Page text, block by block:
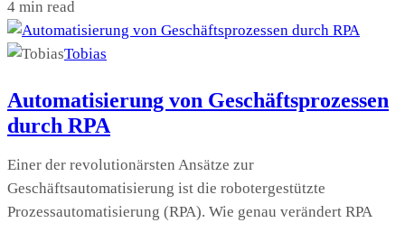
4 min read
Tobias
Automatisierung von Geschäftsprozessen
durch RPA
Einer der revolutionärsten Ansätze zur
Geschäftsautomatisierung ist die robotergestützte
Prozessautomatisierung (RPA). Wie genau verändert RPA